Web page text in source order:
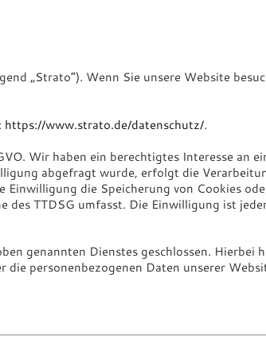
„Strato“). Wenn Sie unsere Website
https://www.strato.de/datenschutz/.
Wir haben ein berechtigtes Interesse an
abgefragt wurde, erfolgt die
die Speicherung von Cookies
des TTDSG umfasst. Die Einwilligung ist
genannten Dienstes geschlossen. Hierbei
personenbezogenen Daten unserer